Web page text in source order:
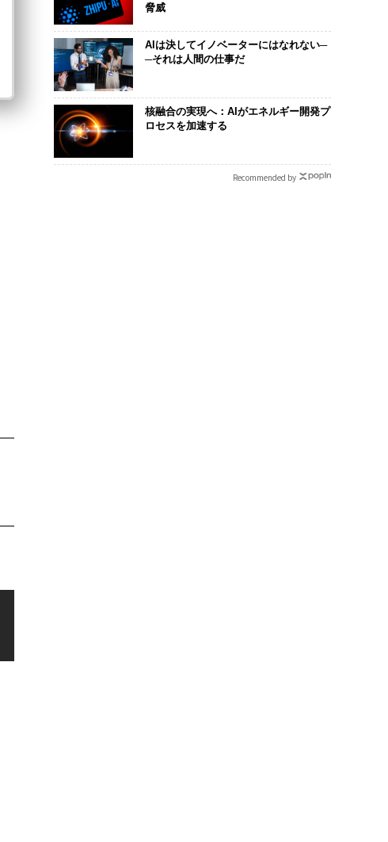
脅威
AIは決してイノベーターにはなれない─
─それは人間の仕事だ
核融合の実現へ：AIがエネルギー開発プ
ロセスを加速する
Recommended by